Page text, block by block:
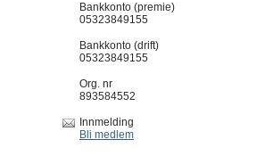
Bankkonto (premie)
05323849155
Bankkonto (drift)
05323849155
Org. nr
893584552
Innmelding
Bli medlem